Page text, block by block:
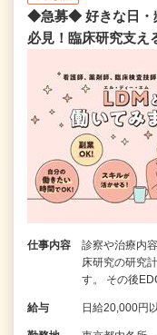
◆急募◆ 好きな日・
必見！臨床研究支え
仕事内容
診察や治療内
床研究の研究
す。 その後
給与 日給20,000円